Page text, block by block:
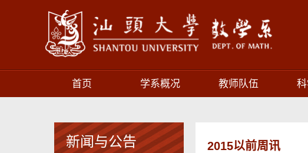
首页 学系概况 教师队伍
新闻与公告 2015以前周讯